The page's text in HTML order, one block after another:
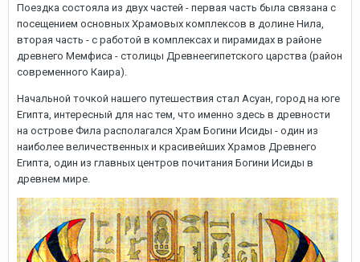
Поездка состояла из двух частей - первая часть была связана с
посещением основных Храмовых комплексов в долине Нила,
вторая часть - с работой в комплексах и пирамидах в районе
древнего Мемфиса - столицы Древнеегипетского царства (район
современного Каира).
Начальной точкой нашего путешествия стал Асуан, город на юге
Египта, интересный для нас тем, что именно здесь в древности
на острове Фила располагался Храм Богини Исиды - один из
наиболее величественных и красивейших Храмов Древнего
Египта, один из главных центров почитания Богини Исиды в
древнем мире.